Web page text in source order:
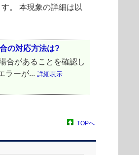
。 本現象の詳細は以
の対応方法は?
合があることを確認し
ラーが... 詳細表示
TOPへ